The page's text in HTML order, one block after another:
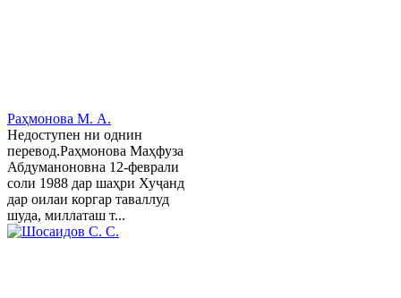
Раҳмонова М. А.
Недоступен ни однин
перевод.Раҳмонова Маҳфуза
Абдуманоновна 12-феврали
соли 1988 дар шаҳри Хуҷанд
дар оилаи коргар таваллуд
шуда, миллаташ т...